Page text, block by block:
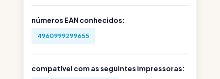
números EAN conhecidos:
4960999299655
compatível com as seguintes impressoras: